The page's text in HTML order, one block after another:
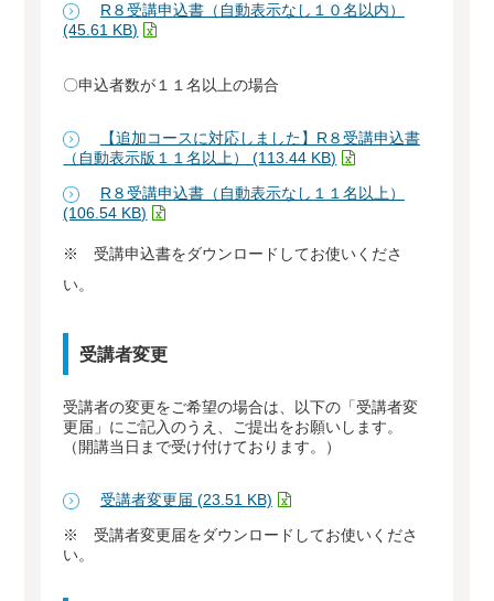
R８受講申込書（自動表示なし１０名以内）
(45.61 KB)
〇申込者数が１１名以上の場合
【追加コースに対応しました】R８受講申込書
（自動表示版１１名以上） (113.44 KB)
R８受講申込書（自動表示なし１１名以上）
(106.54 KB)
※ 受講申込書をダウンロードしてお使いくださ
い。
受講者変更
受講者の変更をご希望の場合は、以下の「受講者変
更届」にご記入のうえ、ご提出をお願いします。
（開講当日まで受け付けております。）
受講者変更届 (23.51 KB)
※ 受講者変更届をダウンロードしてお使いくださ
い。